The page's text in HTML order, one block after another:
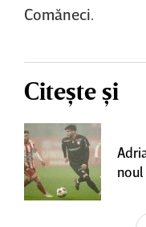
Comăneci.
Citește și